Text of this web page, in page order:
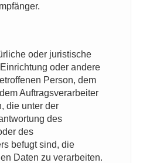
oder juristische
oder andere
Person, dem
Auftragsverarbeiter
die unter der
des
des
befugt sind, die
Daten zu verarbeiten.